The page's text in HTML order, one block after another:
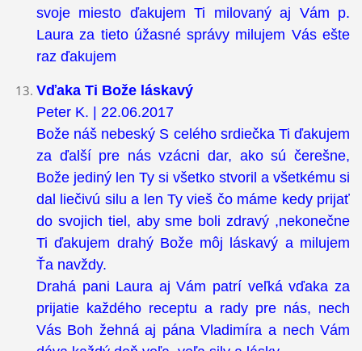
svoje miesto ďakujem Ti milovaný aj Vám p.
Laura za tieto úžasné správy milujem Vás ešte
raz ďakujem
Vďaka Ti Bože láskavý
Peter K. | 22.06.2017
Bože náš nebeský S celého srdiečka Ti ďakujem
za ďalší pre nás vzácni dar, ako sú čerešne,
Bože jediný len Ty si všetko stvoril a všetkému si
dal liečivú silu a len Ty vieš čo máme kedy prijať
do svojich tiel, aby sme boli zdravý ,nekonečne
Ti ďakujem drahý Bože môj láskavý a milujem
Ťa navždy.
Drahá pani Laura aj Vám patrí veľká vďaka za
prijatie každého receptu a rady pre nás, nech
Vás Boh žehná aj pána Vladimíra a nech Vám